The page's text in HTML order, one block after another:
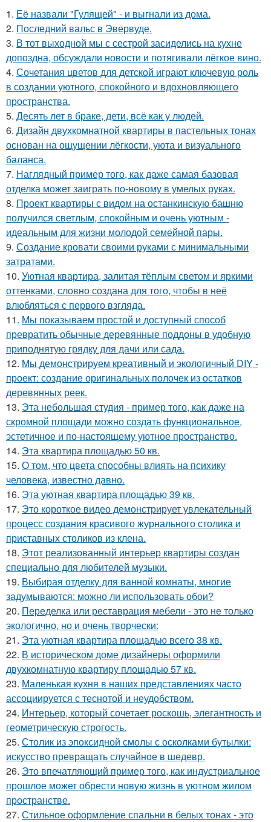
1. Её назвали "Гулящей" - и выгнали из дома.
2. Последний вальс в Эвервуде.
3. В тот выходной мы с сестрой засиделись на кухне
допоздна, обсуждали новости и потягивали лёгкое вино.
4. Сочетания цветов для детской играют ключевую роль
в создании уютного, спокойного и вдохновляющего
пространства.
5. Десять лет в браке, дети, всё как у людей.
6. Дизайн двухкомнатной квартиры в пастельных тонах
основан на ощущении лёгкости, уюта и визуального
баланса.
7. Наглядный пример того, как даже самая базовая
отделка может заиграть по-новому в умелых руках.
8. Проект квартиры с видом на останкинскую башню
получился светлым, спокойным и очень уютным -
идеальным для жизни молодой семейной пары.
9. Создание кровати своими руками с минимальными
затратами.
10. Уютная квартира, залитая тёплым светом и яркими
оттенками, словно создана для того, чтобы в неё
влюбляться с первого взгляда.
11. Мы показываем простой и доступный способ
превратить обычные деревянные поддоны в удобную
приподнятую грядку для дачи или сада.
12. Мы демонстрируем креативный и экологичный DIY -
проект: создание оригинальных полочек из остатков
деревянных реек.
13. Эта небольшая студия - пример того, как даже на
скромной площади можно создать функциональное,
эстетичное и по-настоящему уютное пространство.
14. Эта квартира площадью 50 кв.
15. О том, что цвета способны влиять на психику
человека, известно давно.
16. Эта уютная квартира площадью 39 кв.
17. Это короткое видео демонстрирует увлекательный
процесс создания красивого журнального столика и
приставных столиков из клена.
18. Этот реализованный интерьер квартиры создан
специально для любителей музыки.
19. Выбирая отделку для ванной комнаты, многие
задумываются: можно ли использовать обои?
20. Переделка или реставрация мебели - это не только
экологично, но и очень творчески:
21. Эта уютная квартира площадью всего 38 кв.
22. В историческом доме дизайнеры оформили
двухкомнатную квартиру площадью 57 кв.
23. Маленькая кухня в наших представлениях часто
ассоциируется с теснотой и неудобством.
24. Интерьер, который сочетает роскошь, элегантность и
геометрическую строгость.
25. Столик из эпоксидной смолы с осколками бутылки:
искусство превращать случайное в шедевр.
26. Это впечатляющий пример того, как индустриальное
прошлое может обрести новую жизнь в уютном жилом
пространстве.
27. Стильное оформление спальни в белых тонах - это